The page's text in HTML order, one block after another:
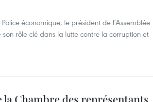
économique, le président de l’Assemblée
rôle clé dans la lutte contre la corruption et
la Chambre des représentants